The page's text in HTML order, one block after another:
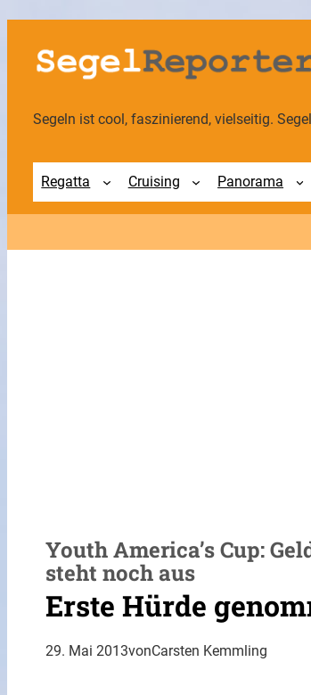
Zum
Inhalt
springen
Segeln ist cool, faszinierend, vielseitig.
Regatta Cruising Panorama
Youth America’s Cup:
steht noch aus
Erste Hürde
29. Mai 2013vonCarsten Kemmling